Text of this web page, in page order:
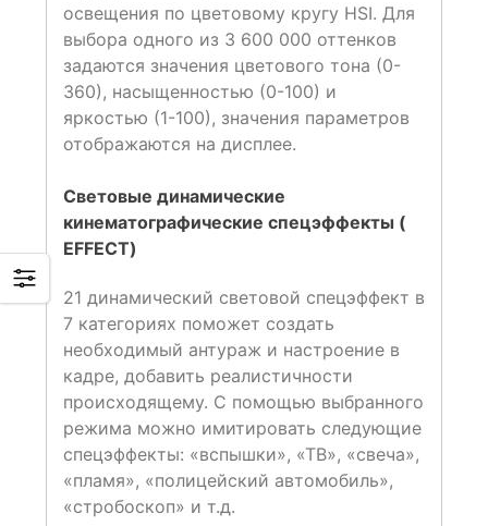
освещения по цветовому кругу HSI. Для
выбора одного из 3 600 000 оттенков
задаются значения цветового тона (0-
360), насыщенностью (0-100) и
яркостью (1-100), значения параметров
отображаются на дисплее.
Световые динамические
кинематографические спецэффекты (
EFFECT)
21 динамический световой спецэффект в
7 категориях поможет создать
необходимый антураж и настроение в
кадре, добавить реалистичности
происходящему. С помощью выбранного
режима можно имитировать следующие
спецэффекты: «вспышки», «ТВ», «свеча»,
«пламя», «полицейский автомобиль»,
«стробоскоп» и т.д.